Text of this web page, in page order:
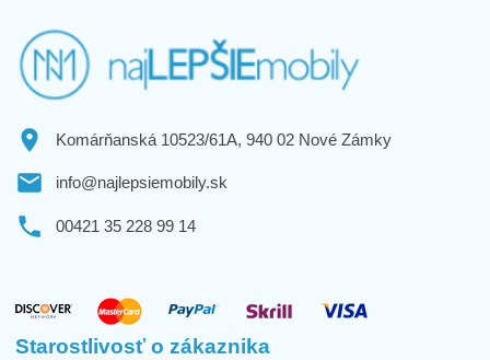
Komárňanská 10523/61A, 940 02 Nové Zámky
info@najlepsiemobily.sk
00421 35 228 99 14
Starostlivosť o zákaznika